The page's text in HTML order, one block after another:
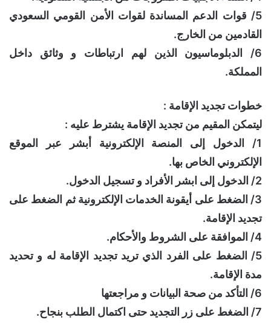
5/ قوات الدعم المساندة لقوات الأمن القومي السعودي
القادمين من الخارج.
6/ الدبلوماسيون الذين لهم ارتباطات و وثائق داخل
المملكة.
خطوات تجديد الإقامة :
ليتمكن المقيم من تجديد الإقامة يشترط عليه :
1/ الدخول إلى المنصة الإلكترونية أبشر عبر الموقع
الإلكتروني الخاص بها.
2/ الدخول إلى ابشر الأفراد و تسجيل الدخول.
3/ الضغط على أيقونة الخدمات الإلكترونية ثم الضغط على
تجديد الإقامة.
4/ الموافقة على الشروط والأحكام.
5/ الضغط على الفرد الذي تريد تجديد الإقامة له و تحديد
مدة الإقامة.
6/ التأكد من صحة البيانات و مراجعتها
7/ الضغط على زر التجديد حتى اكتمال الطلب بنجاح.